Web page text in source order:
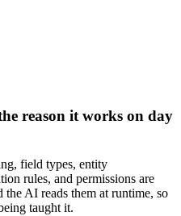
reason it works on day
field types, entity
rules, and permissions are
the AI reads them at runtime, so
taught it.